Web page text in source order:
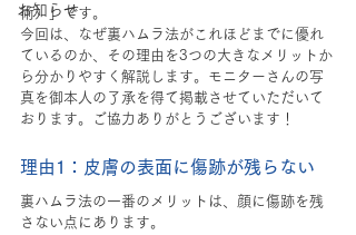
お知らせ
術）」です。
今回は、なぜ裏ハムラ法がこれほどまでに優れ
ているのか、その理由を3つの大きなメリットか
ら分かりやすく解説します。モニターさんの写
真を御本人の了承を得て掲載させていただいて
おります。ご協力ありがとうございます！
理由1：皮膚の表面に傷跡が残らない
裏ハムラ法の一番のメリットは、顔に傷跡を残
さない点にあります。